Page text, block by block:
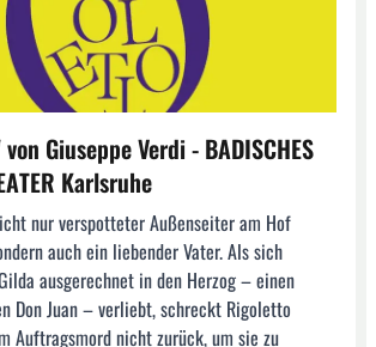
Giuseppe Verdi - BADISCHES
Karlsruhe
nur verspotteter Außenseiter am Hof
auch ein liebender Vater. Als sich
ausgerechnet in den Herzog – einen
Don Juan – verliebt, schreckt Rigoletto
Auftragsmord nicht zurück, um sie zu